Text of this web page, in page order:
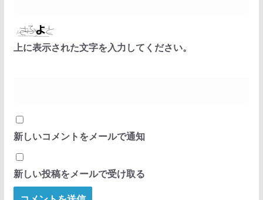
上に表示された文字を入力してください。
新しいコメントをメールで通知
新しい投稿をメールで受け取る